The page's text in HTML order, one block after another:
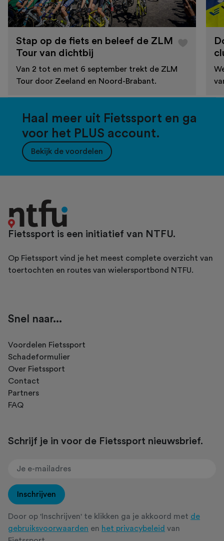
Stap op de fiets en beleef de ZLM
Tour van dichtbij
Van 2 tot en met 6 september trekt de ZLM
Tour door Zeeland en Noord-Brabant.
Haal meer uit Fietssport en ga
voor het PLUS account.
Bekijk de voordelen
Fietssport is een initiatief van NTFU.
Op Fietssport vind je het meest complete overzicht van
toertochten en routes van wielersportbond NTFU.
Snel naar...
Voordelen Fietssport
Schadeformulier
Over Fietssport
Contact
Partners
FAQ
Schrijf je in voor de Fietssport nieuwsbrief.
Inschrijven
Door op 'Inschrijven' te klikken ga je akkoord met de
gebruiksvoorwaarden en het privacybeleid van